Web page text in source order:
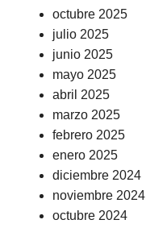
octubre 2025
julio 2025
junio 2025
mayo 2025
abril 2025
marzo 2025
febrero 2025
enero 2025
diciembre 2024
noviembre 2024
octubre 2024